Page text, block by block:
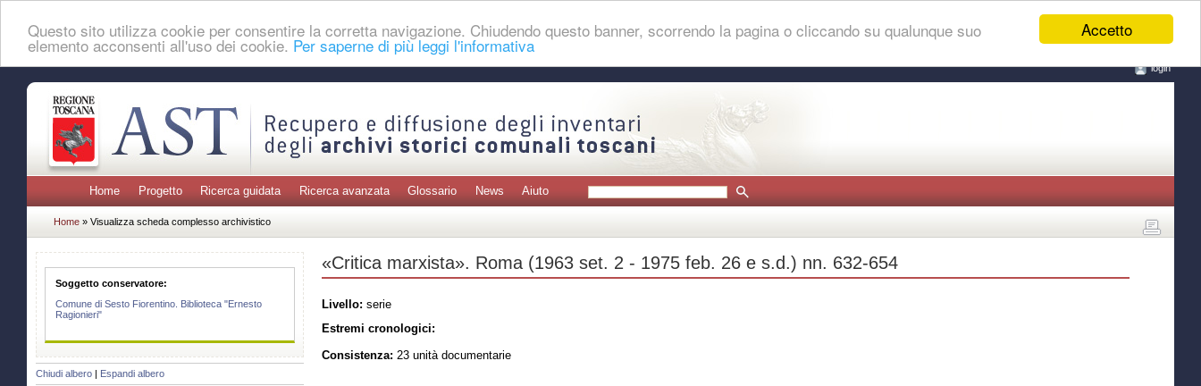
Accetto
Questo sito utilizza cookie per consentire la corretta navigazione. Chiudendo questo banner, scorrendo la pagina o cliccando su qualunque suo
elemento acconsenti all'uso dei cookie. Per saperne di più leggi l'informativa
login
Home Progetto Ricerca guidata Ricerca avanzata Glossario News Aiuto
Home » Visualizza scheda complesso archivistico
Soggetto conservatore:
Comune di Sesto Fiorentino. Biblioteca "Ernesto
Ragionieri"
Chiudi albero Espandi albero
«Critica marxista». Roma (1963 set. 2 - 1975 feb. 26 e s.d.) nn. 632-654
Livello: serie
Estremi cronologici:
Consistenza: 23 unità documentarie